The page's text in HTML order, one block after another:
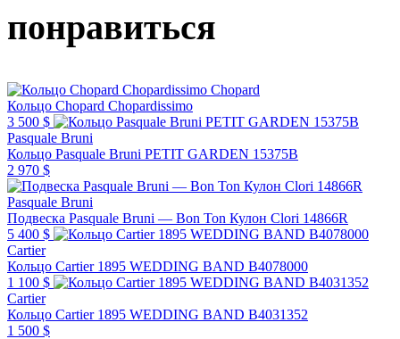
понравиться
Chopard
Кольцо Chopard Chopardissimo
3 500 $
Pasquale Bruni
Кольцо Pasquale Bruni PETIT GARDEN 15375B
2 970 $
Pasquale Bruni
Подвеска Pasquale Bruni — Bon Ton Кулон Clori 14866R
5 400 $
Cartier
Кольцо Cartier 1895 WEDDING BAND B4078000
1 100 $
Cartier
Кольцо Cartier 1895 WEDDING BAND B4031352
1 500 $